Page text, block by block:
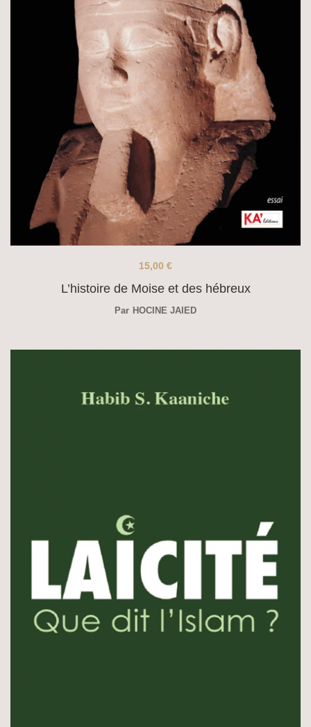
L’histoire de Moise et des hébreux
15,00 €
Par HOCINE JAIED